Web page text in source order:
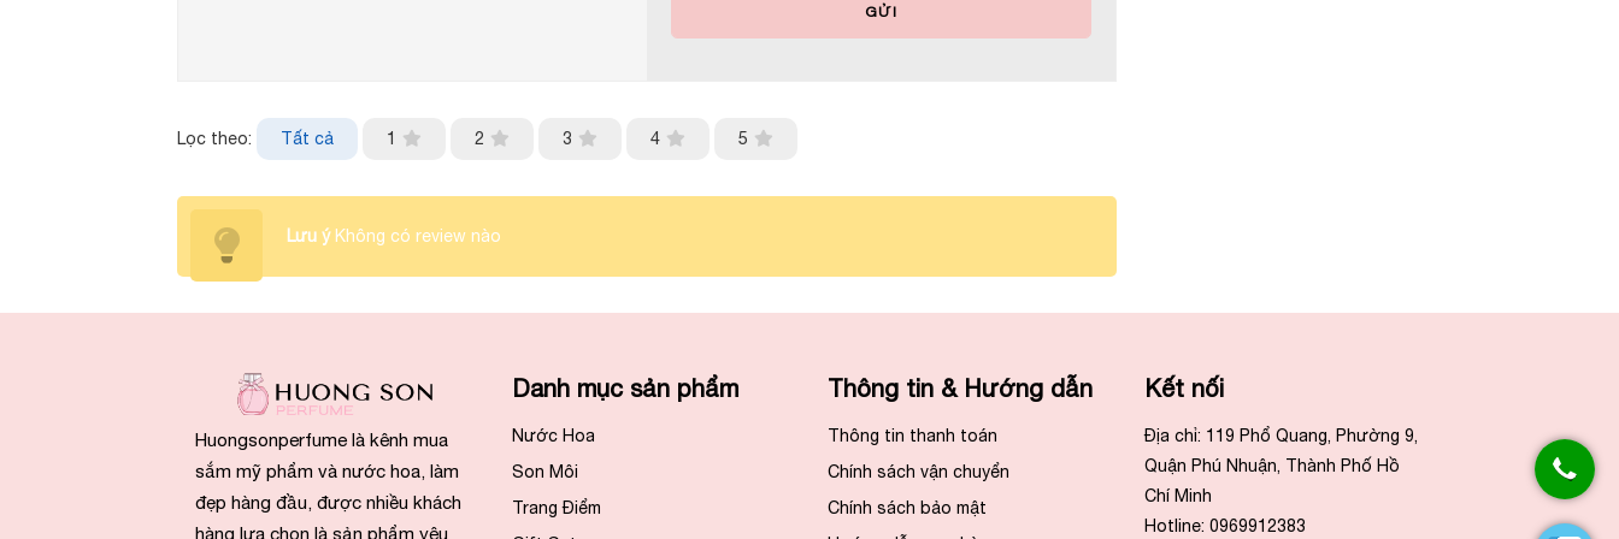
GỬI
Lọc theo: Tất cả 1 2 3 4 5
Lưu ýKhông có review nào
Huongsonperfume là kênh mua
sắm mỹ phẩm và nước hoa, làm
đẹp hàng đầu, được nhiều khách
hàng lựa chọn là sản phẩm yêu
Danh mục sản phẩm
Nước Hoa
Son Môi
Trang Điểm
Thông tin & Hướng dẫn
Thông tin thanh toán
Chính sách vận chuyển
Chính sách bảo mật
Kết nối
Địa chỉ: 119 Phổ Quang, Phường 9,
Quận Phú Nhuận, Thành Phố Hồ
Chí Minh
Hotline: 0969912383